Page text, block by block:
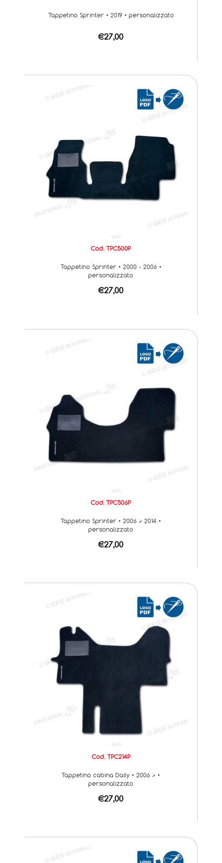
Tappetino Sprinter • 2019 • personalizzato
€27,00
Cod. TPC500P
Tappetino Sprinter • 2000 - 2006 •
personalizzato
€27,00
Cod. TPC506P
Tappetino Sprinter • 2006 > 2014 •
personalizzato
€27,00
Cod. TPC214P
Tappetino cabina Daily • 2006 > •
personalizzato
€27,00